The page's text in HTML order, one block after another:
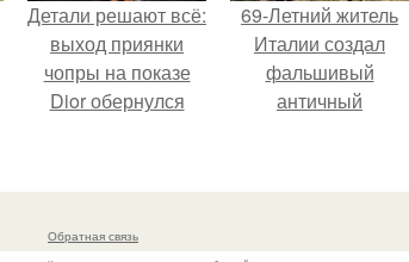
Детали решают всё:
выход приянки
чопры на показе
Dior обернулся
пошива.
69-Летний житель
Италии создал
фальшивый
античный
успешно выдавал
Обратная связь